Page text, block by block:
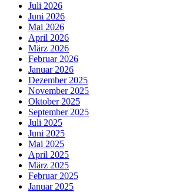
Juli 2026
Juni 2026
Mai 2026
April 2026
März 2026
Februar 2026
Januar 2026
Dezember 2025
November 2025
Oktober 2025
September 2025
Juli 2025
Juni 2025
Mai 2025
April 2025
März 2025
Februar 2025
Januar 2025